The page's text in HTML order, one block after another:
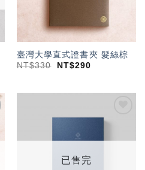
臺灣大學直式證書夾 髮絲棕
NT$330 NT$290
望輕
已售完